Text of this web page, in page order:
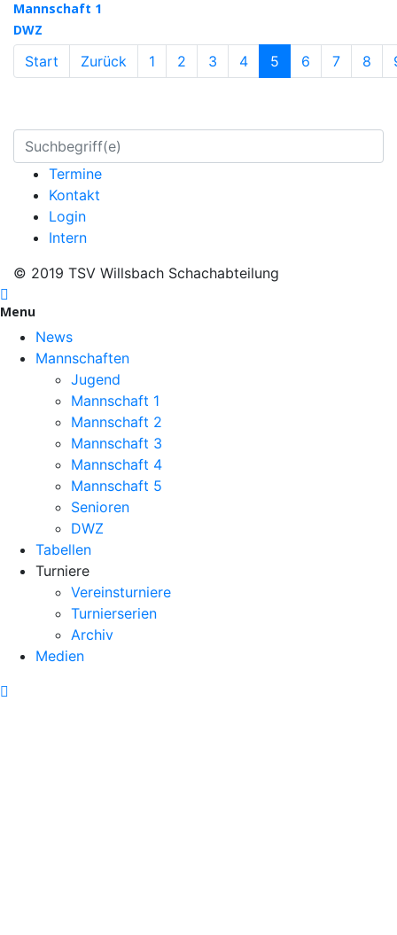
Mannschaft 1
DWZ
Start Zurück 1 2 3 4 5 6 7 8
Termine
Kontakt
Login
Intern
© 2019 TSV Willsbach Schachabteilung
Menu
News
Mannschaften
Jugend
Mannschaft 1
Mannschaft 2
Mannschaft 3
Mannschaft 4
Mannschaft 5
Senioren
DWZ
Tabellen
Turniere
Vereinsturniere
Turnierserien
Archiv
Medien